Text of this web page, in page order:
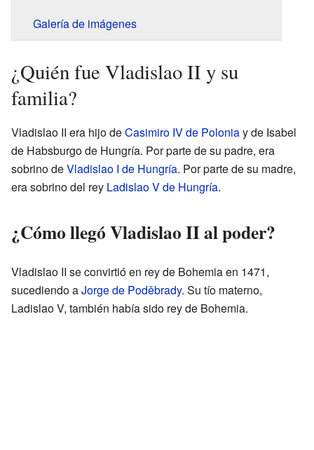
Galería de imágenes
¿Quién fue Vladislao II y su
familia?
Vladislao II era hijo deCasimiro IV de Poloniay de Isabel
de Habsburgo de Hungría. Por parte de su padre, era
sobrino deVladislao I de Hungría. Por parte de su madre,
era sobrino del rey Ladislao V de Hungría.
¿Cómo llegó Vladislao II al poder?
Vladislao II se convirtió en rey de Bohemia en 1471,
sucediendo aJorge de Poděbrady. Su tío materno,
Ladislao V, también había sido rey de Bohemia.